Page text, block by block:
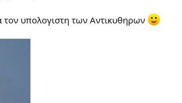
τον υπολογιστη των Αντικυθηρων